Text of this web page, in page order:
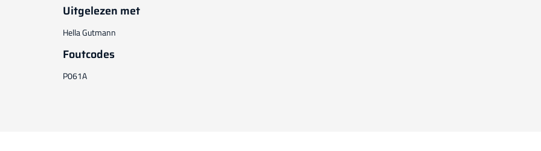
Uitgelezen met
Hella Gutmann
Foutcodes
P061A